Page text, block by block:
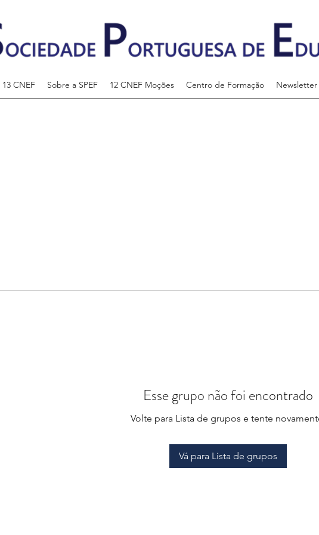
13 CNEF Sobre a SPEF 12 CNEF Moções Centro de Formação Newsletter
Esse grupo não foi encontrado
Volte para Lista de grupos e tente
Vá para Lista de grupos